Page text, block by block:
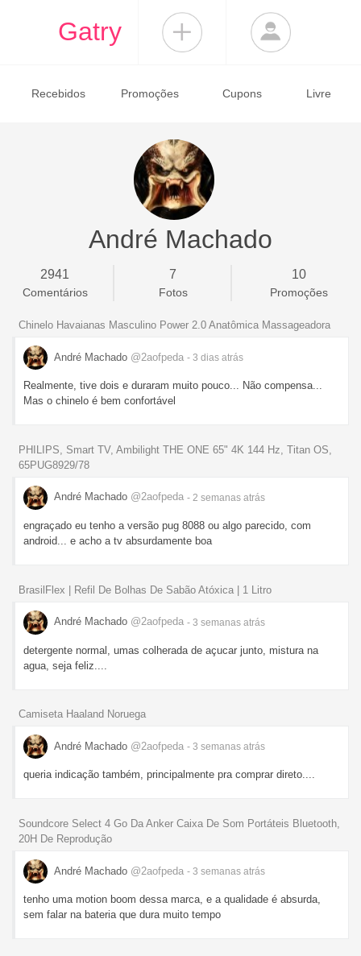
Gatry
Recebidos Promoções Cupons Livre
André Machado
2941
Comentários
7
Fotos
10
Promoções
Chinelo Havaianas Masculino Power 2.0 Anatômica Massageadora
André Machado @2aofpeda - 3 dias atrás
Realmente, tive dois e duraram muito pouco... Não compensa...
Mas o chinelo é bem confortável
PHILIPS, Smart TV, Ambilight THE ONE 65" 4K 144 Hz, Titan OS,
65PUG8929/78
André Machado @2aofpeda - 2 semanas atrás
engraçado eu tenho a versão pug 8088 ou algo parecido, com
android... e acho a tv absurdamente boa
BrasilFlex | Refil De Bolhas De Sabão Atóxica | 1 Litro
André Machado @2aofpeda - 3 semanas atrás
detergente normal, umas colherada de açucar junto, mistura na
agua, seja feliz....
Camiseta Haaland Noruega
André Machado @2aofpeda - 3 semanas atrás
queria indicação também, principalmente pra comprar direto....
Soundcore Select 4 Go Da Anker Caixa De Som Portáteis Bluetooth,
20H De Reprodução
André Machado @2aofpeda - 3 semanas atrás
tenho uma motion boom dessa marca, e a qualidade é absurda,
sem falar na bateria que dura muito tempo